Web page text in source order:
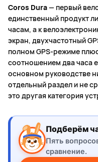
Coros Dura— первый
единственный продукт
часам, а к
экран, двухчастотный
полном GPS-режиме
соотношением два часа
основном руководстве
отдельный раздел и не
это другая категория
Подберём
Пять
сравнение.